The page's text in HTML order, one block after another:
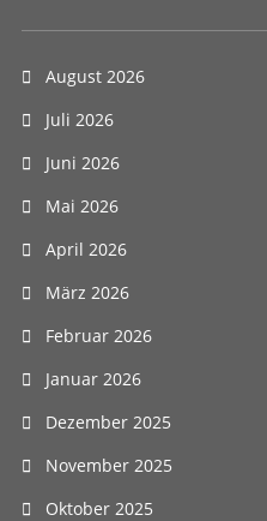
August 2026
Juli 2026
Juni 2026
Mai 2026
April 2026
März 2026
Februar 2026
Januar 2026
Dezember 2025
November 2025
Oktober 2025